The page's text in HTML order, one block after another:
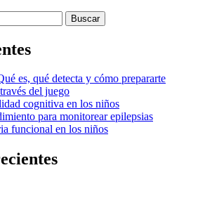
es, qué detecta y cómo prepararte
del juego
cognitiva en los niños
para monitorear epilepsias
funcional en los niños